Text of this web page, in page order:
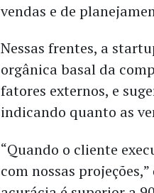
vendas e de
Nessas frentes, a
orgânica basal da
fatores externos, e
indicando quanto as
“Quando o cliente
com nossas